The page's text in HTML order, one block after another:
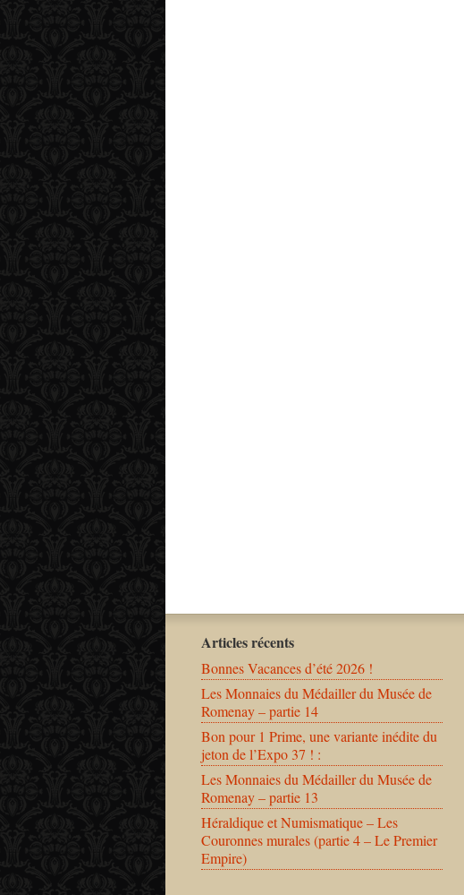
Articles récents
Bonnes Vacances d’été 2026 !
Les Monnaies du Médailler du Musée de
Romenay – partie 14
Bon pour 1 Prime, une variante inédite du
jeton de l’Expo 37 ! :
Les Monnaies du Médailler du Musée de
Romenay – partie 13
Héraldique et Numismatique – Les
Couronnes murales (partie 4 – Le Premier
Empire)